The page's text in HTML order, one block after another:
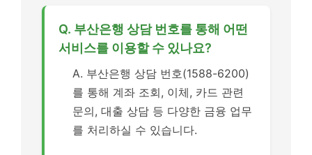
Q. 부산은행 상담 번호를 통해 어떤
서비스를 이용할 수 있나요?
A. 부산은행 상담 번호(1588-6200)
를 통해 계좌 조회, 이체, 카드 관련
문의, 대출 상담 등 다양한 금융 업무
를 처리하실 수 있습니다.